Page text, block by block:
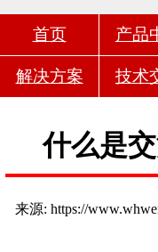
首页 产品
解决方案 技术
什么是
来源: https://